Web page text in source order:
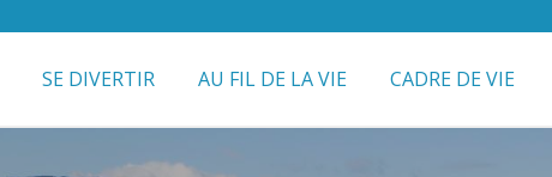
SE DIVERTIR AU FIL DE LA VIE CADRE DE VIE